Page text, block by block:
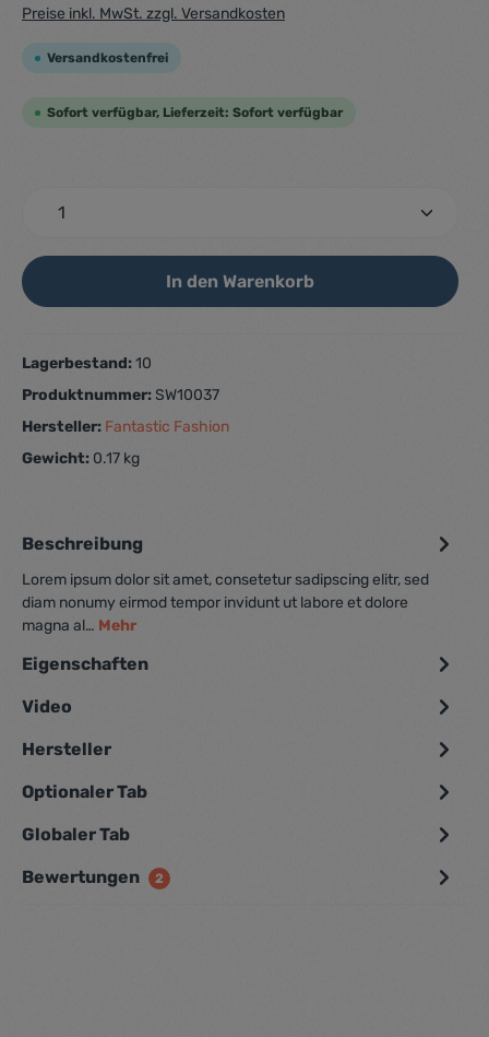
Preise inkl. MwSt. zzgl. Versandkosten
Versandkostenfrei
Sofort verfügbar, Lieferzeit: Sofort verfügbar
In den Warenkorb
Lagerbestand:10
Produktnummer:SW10037
Hersteller: Fantastic Fashion
Gewicht: 0.17 kg
Beschreibung
Lorem ipsum dolor sit amet, consetetur sadipscing elitr, sed
diam nonumy eirmod tempor invidunt ut labore et dolore
magna al… Mehr
Eigenschaften
Video
Hersteller
Optionaler Tab
Globaler Tab
Bewertungen 2